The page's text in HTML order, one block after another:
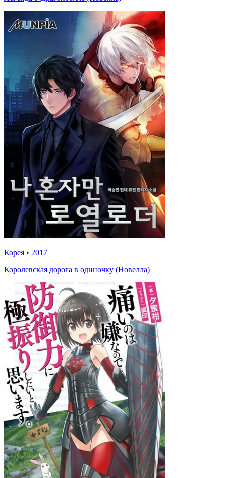
Корея • 2017
Королевская дорога в одиночку (Новелла)